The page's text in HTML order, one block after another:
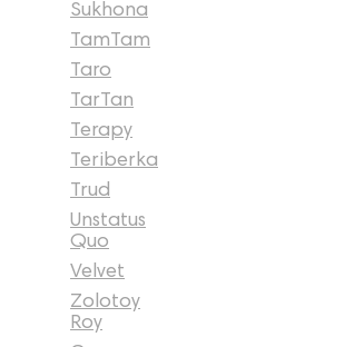
Sukhona
TamTam
Taro
TarTan
Terapy
Teriberka
Trud
Unstatus
Quo
Velvet
Zolotoy
Roy